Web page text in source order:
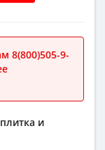
8(800)505-9-
и